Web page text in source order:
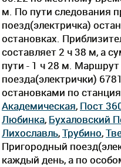
м. По пути следования
поезд(электричка)
остановках.
составляет 2 ч 38 м, а
пути - 1 ч 28 м. Маршрут
поезда(электрички)
остановками по
Академическая, Пост
Любинка, Бухаловский
Лихославль,Трубино,
Пригородный
каждый день, а по